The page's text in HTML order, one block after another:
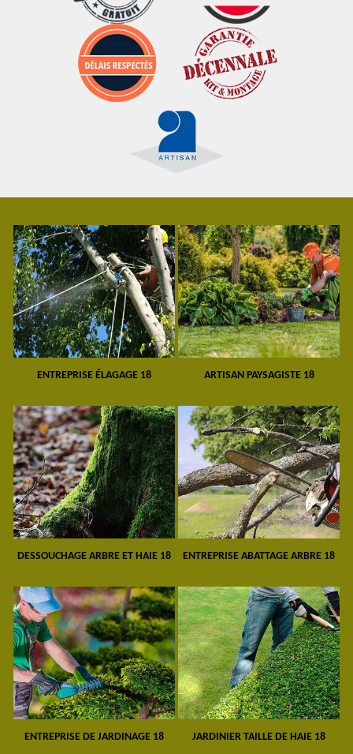
ENTREPRISE ÉLAGAGE 18 ARTISAN PAYSAGISTE 18
DESSOUCHAGE ARBRE ET HAIE 18 ENTREPRISE ABATTAGE ARBRE 18
ENTREPRISE DE JARDINAGE 18 JARDINIER TAILLE DE HAIE 18